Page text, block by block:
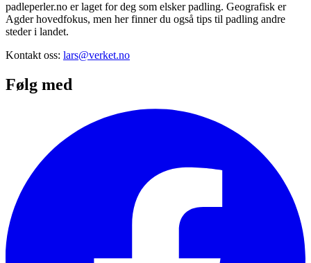
padleperler.no er laget for deg som elsker padling. Geografisk er
Agder hovedfokus, men her finner du også tips til padling andre
steder i landet.
Kontakt oss: lars@verket.no
Følg med